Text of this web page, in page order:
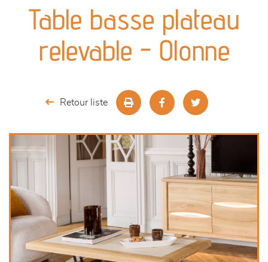
séjours
meubles de complément
décoration
Table basse plateau
relevable - Olonne
Retour liste